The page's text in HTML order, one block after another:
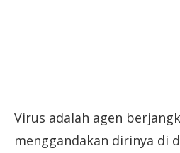
Virus adalah agen
menggandakan dirinya di